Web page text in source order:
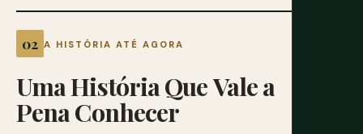
A HISTÓRIA ATÉ AGORA
UmaHistóriaQueValea
PenaConhecer